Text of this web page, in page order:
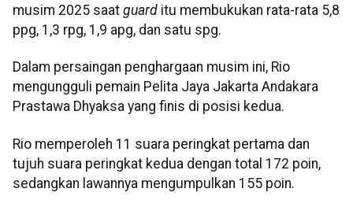
musim 2025 saat guard itu membukukan rata-rata 5,8
ppg, 1,3 rpg, 1,9 apg, dan satu spg.
Dalam persaingan penghargaan musim ini, Rio
mengungguli pemain Pelita Jaya Jakarta Andakara
Prastawa Dhyaksa yang finis di posisi kedua.
Rio memperoleh 11 suara peringkat pertama dan
tujuh suara peringkat kedua dengan total 172 poin,
sedangkan lawannya mengumpulkan 155 poin.